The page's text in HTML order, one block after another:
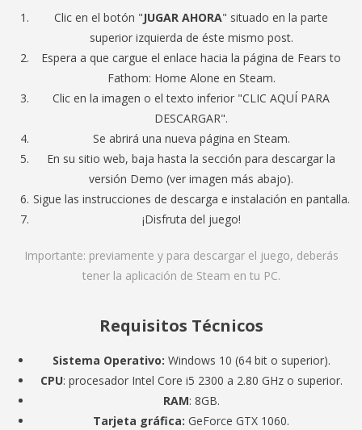
Clic en el botón "JUGAR AHORA" situado en la parte
superior izquierda de éste mismo post.
Espera a que cargue el enlace hacia la página de Fears to
Fathom: Home Alone en Steam.
Clic en la imagen o el texto inferior "CLIC AQUÍ PARA
DESCARGAR".
Se abrirá una nueva página en Steam.
En su sitio web, baja hasta la sección para descargar la
versión Demo (ver imagen más abajo).
Sigue las instrucciones de descarga e instalación en pantalla.
¡Disfruta del juego!
Importante: previamente y para descargar el juego, deberás
tener la aplicación de Steam en tu PC.
Requisitos Técnicos
Sistema Operativo: Windows 10 (64 bit o superior).
CPU: procesador Intel Core i5 2300 a 2.80 GHz o superior.
RAM: 8GB.
Tarjeta gráfica: GeForce GTX 1060.